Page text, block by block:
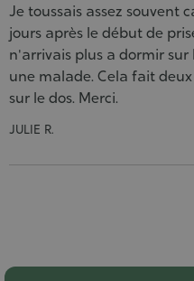
Je toussais assez souvent
jours après le début de
n'arrivais plus a dormir sur
une malade. Cela fait
sur le dos. Merci.
JULIE R.